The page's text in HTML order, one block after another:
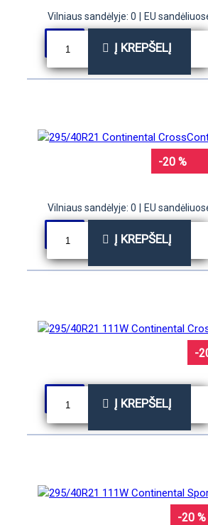
Vilniaus sandėlyje: 0 EU
Į KREPŠELĮ
-20 %
Vilniaus sandėlyje: 0 EU
Į KREPŠELĮ
-
Į KREPŠELĮ
-20 %